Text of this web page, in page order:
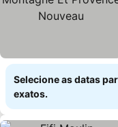
Selecione as datas
exatos.